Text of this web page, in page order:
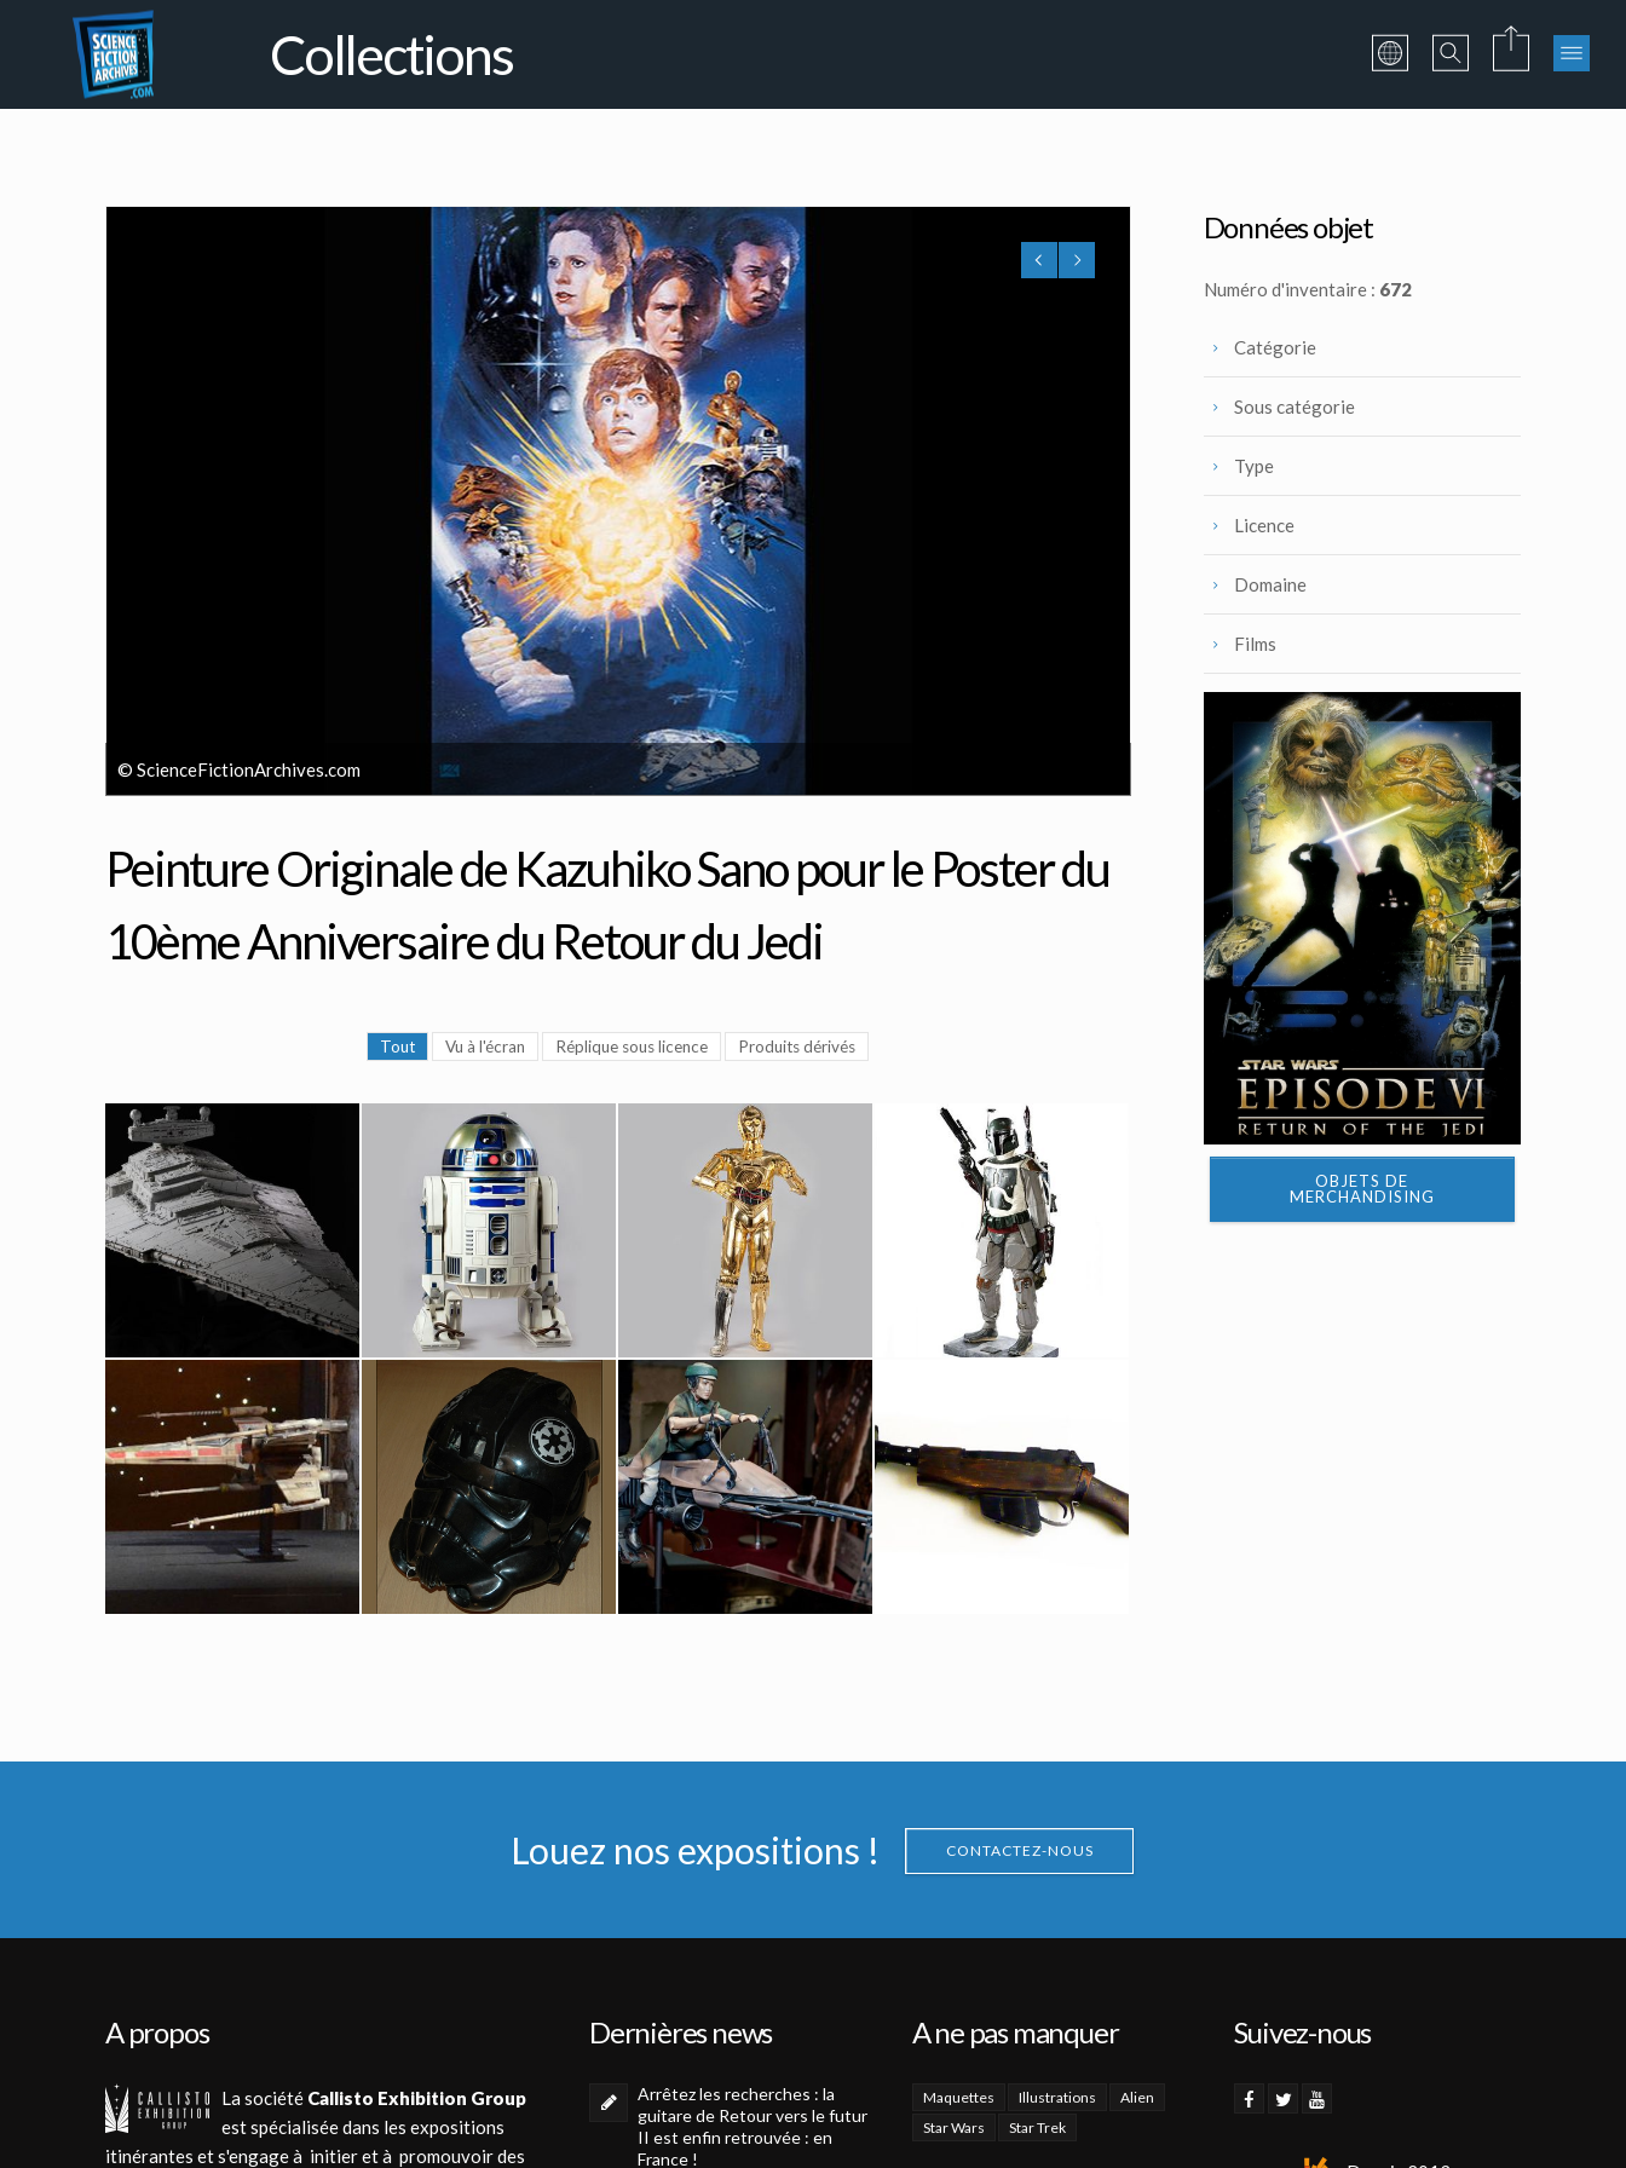
Collections
© ScienceFictionArchives.com
Peinture Originale de Kazuhiko Sano pour le Poster du
10ème Anniversaire du Retour du Jedi
Tout Vu à l'écran Réplique sous licence Produits dérivés
Maquette originale d'un Star Destroyer construite par Magicam
Vu à l'écran
Droïde R2-D2 Original
Vu à l'écran
Droïde de Protocole C-3PO
Réplique sous licence
Boba Fett Taille Réelle
Produits dérivés
Données objet
Numéro d'inventaire : 672
Catégorie
Sous catégorie
Type
Licence
Domaine
Films
OBJETS DE
MERCHANDISING
Louez nos expositions ! CONTACTEZ-NOUS
A propos
La société Callisto Exhibition Group
est spécialisée dans les expositions
itinérantes et s'engage à initier et à promouvoir des
Dernières news
Arrêtez les recherches : la
guitare de Retour vers le futur
II est enfin retrouvée : en
France !
A ne pas manquer
Maquettes Illustrations
Alien
Star Wars
Star Trek
Suivez-nous